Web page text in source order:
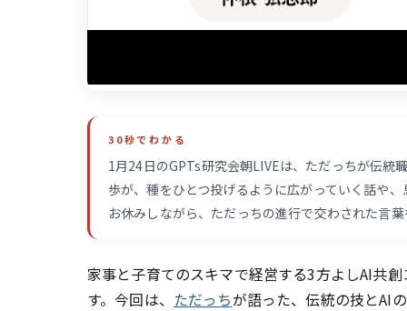
30秒でわかる
1月24日のGPTs研究会朝LIVEは、ただっちが伝統
歩が、種をひとつ投げるように広がっていく話や
お休みしながら、ただっちの進行で交わされた言
家事と子育てのスキマで経営する3方よしAI共
す。今回は、 ただっちが語った、伝統の技とAI